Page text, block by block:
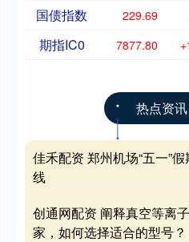
国债指数 229.69
期指IC0 7877.80
热点资讯
佳禾配资 郑州机场“五一”
线
创通网配资 阐释真空等离
家，如何选择适合的型号？